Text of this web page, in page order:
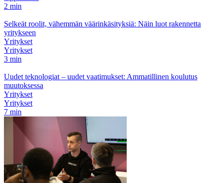
2 min
Selkeät roolit, vähemmän väärinkäsityksiä: Näin luot rakennetta
yritykseen
Yritykset
Yritykset
3 min
Uudet teknologiat – uudet vaatimukset: Ammatillinen koulutus
muutoksessa
Yritykset
Yritykset
7 min